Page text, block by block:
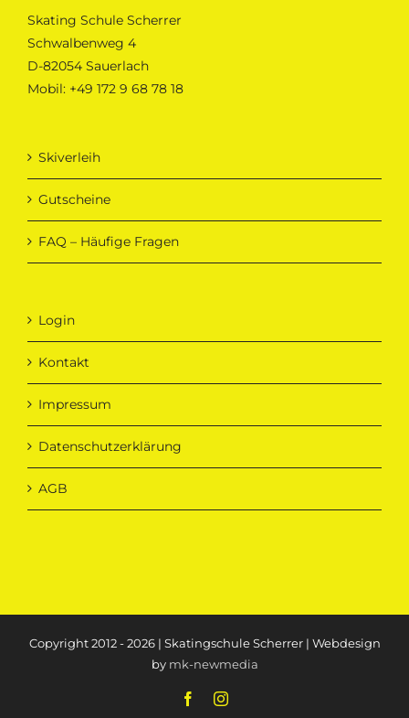
Skating Schule Scherrer
Schwalbenweg 4
D-82054 Sauerlach
Mobil: +49 172 9 68 78 18
Skiverleih
Gutscheine
FAQ – Häufige Fragen
Login
Kontakt
Impressum
Datenschutzerklärung
AGB
Copyright 2012 - 2026 | Skatingschule Scherrer | Webdesign
by mk-newmedia
FacebookInstagram